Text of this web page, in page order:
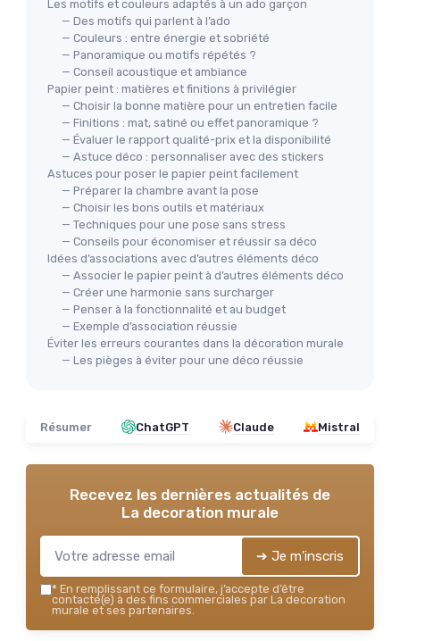
Les motifs et couleurs adaptés à un ado garçon
— Des motifs qui parlent à l’ado
— Couleurs : entre énergie et sobriété
— Panoramique ou motifs répétés ?
— Conseil acoustique et ambiance
Papier peint : matières et finitions à privilégier
— Choisir la bonne matière pour un entretien facile
— Finitions : mat, satiné ou effet panoramique ?
— Évaluer le rapport qualité-prix et la disponibilité
— Astuce déco : personnaliser avec des stickers
Astuces pour poser le papier peint facilement
— Préparer la chambre avant la pose
— Choisir les bons outils et matériaux
— Techniques pour une pose sans stress
— Conseils pour économiser et réussir sa déco
Idées d’associations avec d’autres éléments déco
— Associer le papier peint à d’autres éléments déco
— Créer une harmonie sans surcharger
— Penser à la fonctionnalité et au budget
— Exemple d’association réussie
Éviter les erreurs courantes dans la décoration murale
— Les pièges à éviter pour une déco réussie
Résumer ChatGPT Claude Mistral
Recevez les dernières actualités de
La decoration murale
➔ Je m'inscris
* En remplissant ce formulaire, j’accepte d’être
contacté(e) à des fins commerciales par La decoration
murale et ses partenaires.